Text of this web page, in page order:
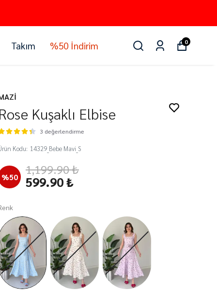
Takım %50 İndirim 0
Kuşaklı Elbise
3 değerlendirme
Kodu: 14329_Bebe Mavi_S
%50 1,199.90 ₺
599.90 ₺